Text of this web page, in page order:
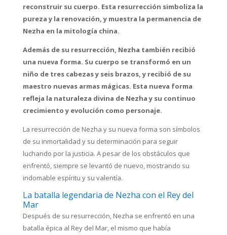
reconstruir su cuerpo. Esta resurrección simboliza la
pureza y la renovación, y muestra la permanencia de
Nezha en la mitología china.
Además de su resurrección, Nezha también recibió
una nueva forma. Su cuerpo se transformó en un
niño de tres cabezas y seis brazos, y recibió de su
maestro nuevas armas mágicas. Esta nueva forma
refleja la naturaleza divina de Nezha y su continuo
crecimiento y evolución como personaje.
La resurrección de Nezha y su nueva forma son símbolos
de su inmortalidad y su determinación para seguir
luchando por la justicia. A pesar de los obstáculos que
enfrentó, siempre se levantó de nuevo, mostrando su
indomable espíritu y su valentía.
La batalla legendaria de Nezha con el Rey del
Mar
Después de su resurrección, Nezha se enfrentó en una
batalla épica al Rey del Mar, el mismo que había